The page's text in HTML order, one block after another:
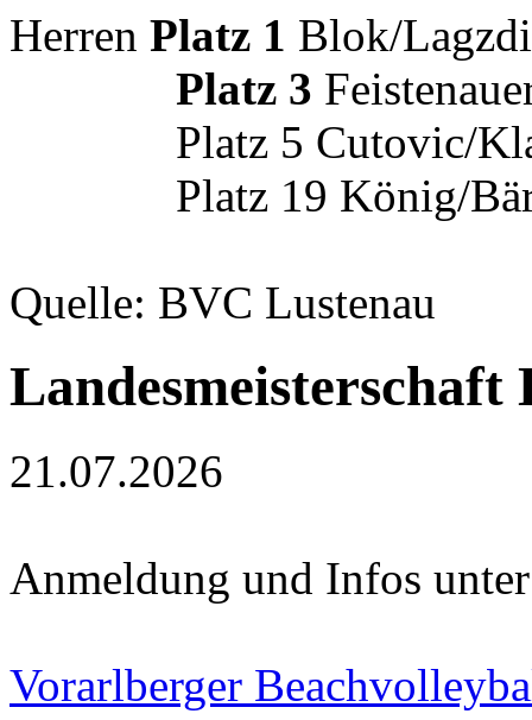
Herren Platz 1 Blok/
Platz 3
Platz 5 Cutovic/
Platz 19 König/
Quelle: BVC Lustenau
Landesmeisterschaft
21.07.2026
Anmeldung und Infos
Vorarlberger